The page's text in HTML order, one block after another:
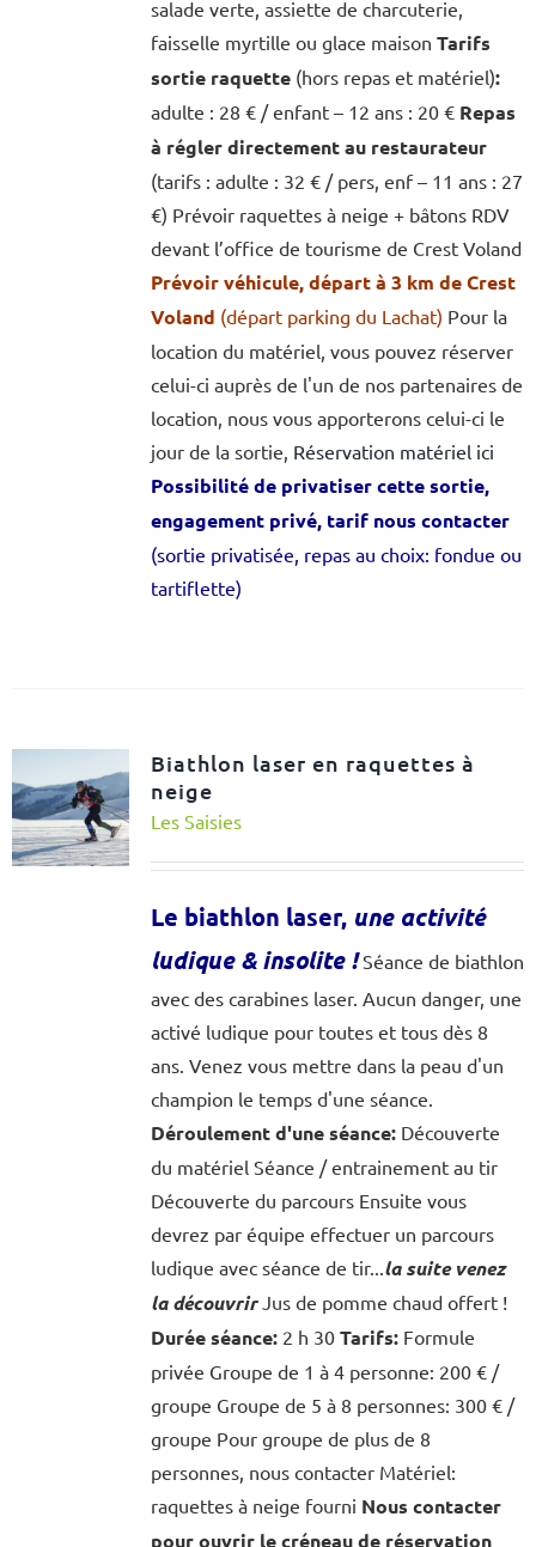
salade verte, assiette de charcuterie,
faisselle myrtille ou glace maison Tarifs
sortie raquette (hors repas et matériel):
adulte : 28 € / enfant – 12 ans : 20 € Repas
à régler directement au restaurateur
(tarifs : adulte : 32 € / pers, enf – 11 ans : 27
€) Prévoir raquettes à neige + bâtons RDV
devant l’office de tourisme de Crest Voland
Prévoir véhicule, départ à 3 km de Crest
Voland (départ parking du Lachat) Pour la
location du matériel, vous pouvez réserver
celui-ci auprès de l'un de nos partenaires de
location, nous vous apporterons celui-ci le
jour de la sortie, Réservation matériel ici
Possibilité de privatiser cette sortie,
engagement privé, tarif nous contacter
(sortie privatisée, repas au choix: fondue ou
tartiflette)
Biathlon laser en raquettes à
neige
Les Saisies
Le biathlon laser, une activité
ludique & insolite !Séance de biathlon
avec des carabines laser. Aucun danger, une
activé ludique pour toutes et tous dès 8
ans. Venez vous mettre dans la peau d'un
champion le temps d'une séance.
Déroulement d'une séance:Découverte
du matériel Séance / entrainement au tir
Découverte du parcours Ensuite vous
devrez par équipe effectuer un parcours
ludique avec séance de tir... la suite venez
la découvrirJus de pomme chaud offert !
Durée séance:2 h 30 Tarifs:Formule
privée Groupe de 1 à 4 personne: 200 € /
groupe Groupe de 5 à 8 personnes: 300 € /
groupe Pour groupe de plus de 8
personnes, nous contacter Matériel:
raquettes à neige fourni Nous contacter
pour ouvrir le créneau de réservation